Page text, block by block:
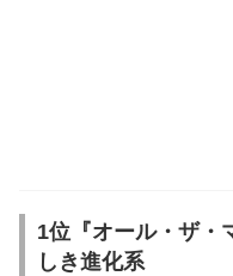
1位『オール・ザ・
しき進化系